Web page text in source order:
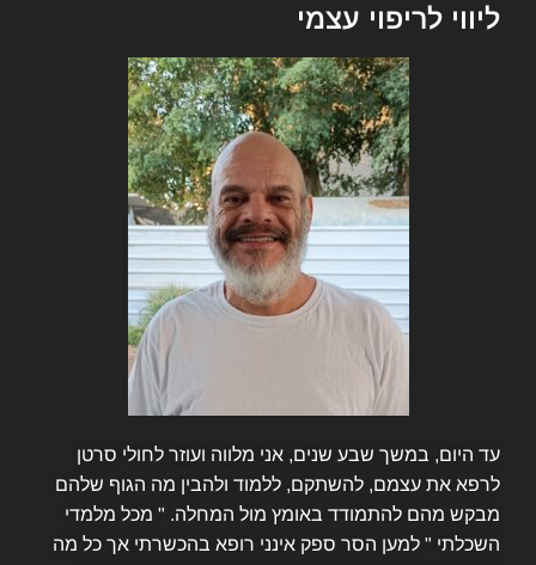
ליווי לריפוי עצמי
עד היום, במשך שבע שנים, אני מלווה ועוזר לחולי סרטן
לרפא את עצמם, להשתקם, ללמוד ולהבין מה הגוף שלהם
מבקש מהם להתמודד באומץ מול המחלה. " מכל מלמדי
השכלתי " למען הסר ספק אינני רופא בהכשרתי אך כל מה